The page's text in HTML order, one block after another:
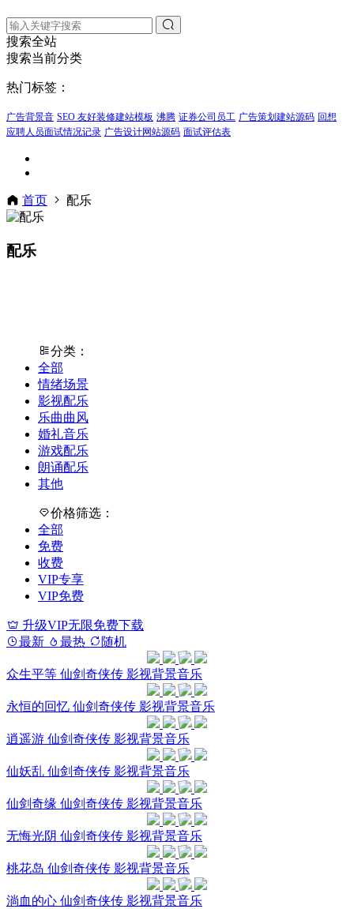
搜索全站
搜索当前分类
热门标签：
广告背景音 SEO 友好装修建站模板 沸腾 证券公司员工 广告策划建站源码 回想
应聘人员面试情况记录 广告设计网站源码 面试评估表
首页 配乐
配乐
分类：
全部
情绪场景
影视配乐
乐曲曲风
婚礼音乐
游戏配乐
朗诵配乐
其他
价格筛选：
全部
免费
收费
VIP专享
VIP免费
升级VIP无限免费下载
最新
最热 随机
众生平等 仙剑奇侠传 影视背景音乐
永恒的回忆 仙剑奇侠传 影视背景音乐
逍遥游 仙剑奇侠传 影视背景音乐
仙妖乱 仙剑奇侠传 影视背景音乐
仙剑奇缘 仙剑奇侠传 影视背景音乐
无悔光阴 仙剑奇侠传 影视背景音乐
桃花岛 仙剑奇侠传 影视背景音乐
淌血的心 仙剑奇侠传 影视背景音乐